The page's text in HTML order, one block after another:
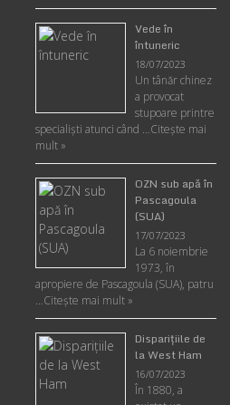
Vede în
întuneric
18/07/2023
Un tânăr chinez
a provocat
stupoare printre
specialişti atunci când …Citește mai
mult »
OZN sub apă în
Pascagoula
(SUA)
17/07/2023
La 6 noiembrie
1973, în
apropiere de Pascagoula (SUA), patru
…Citește mai mult »
Disparițiile de
la West Ham
16/07/2023
În 1880, a